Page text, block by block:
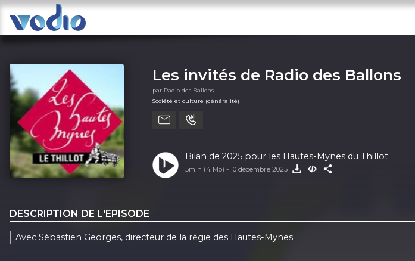
Les invités de Radio des Ballons
par Radio des Ballons
Société et culture (généralité)
Bilan de 2025 pour les Hautes-Mynes du Thillot
5min (4 Mo) - 10 décembre 2025
DESCRIPTION DE L'EPISODE
Avec Sébastien Georges, directeur de la régie des Hautes-Mynes